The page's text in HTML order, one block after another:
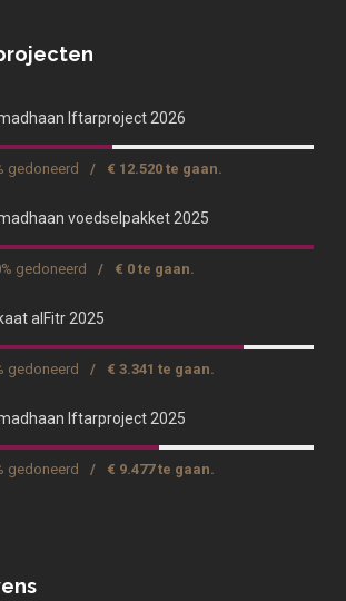
Iftarproject 2026
gedoneerd / € 12.520 te gaan.
voedselpakket 2025
gedoneerd / € 0 te gaan.
alFitr 2025
gedoneerd / € 3.341 te gaan.
Iftarproject 2025
gedoneerd / € 9.477 te gaan.